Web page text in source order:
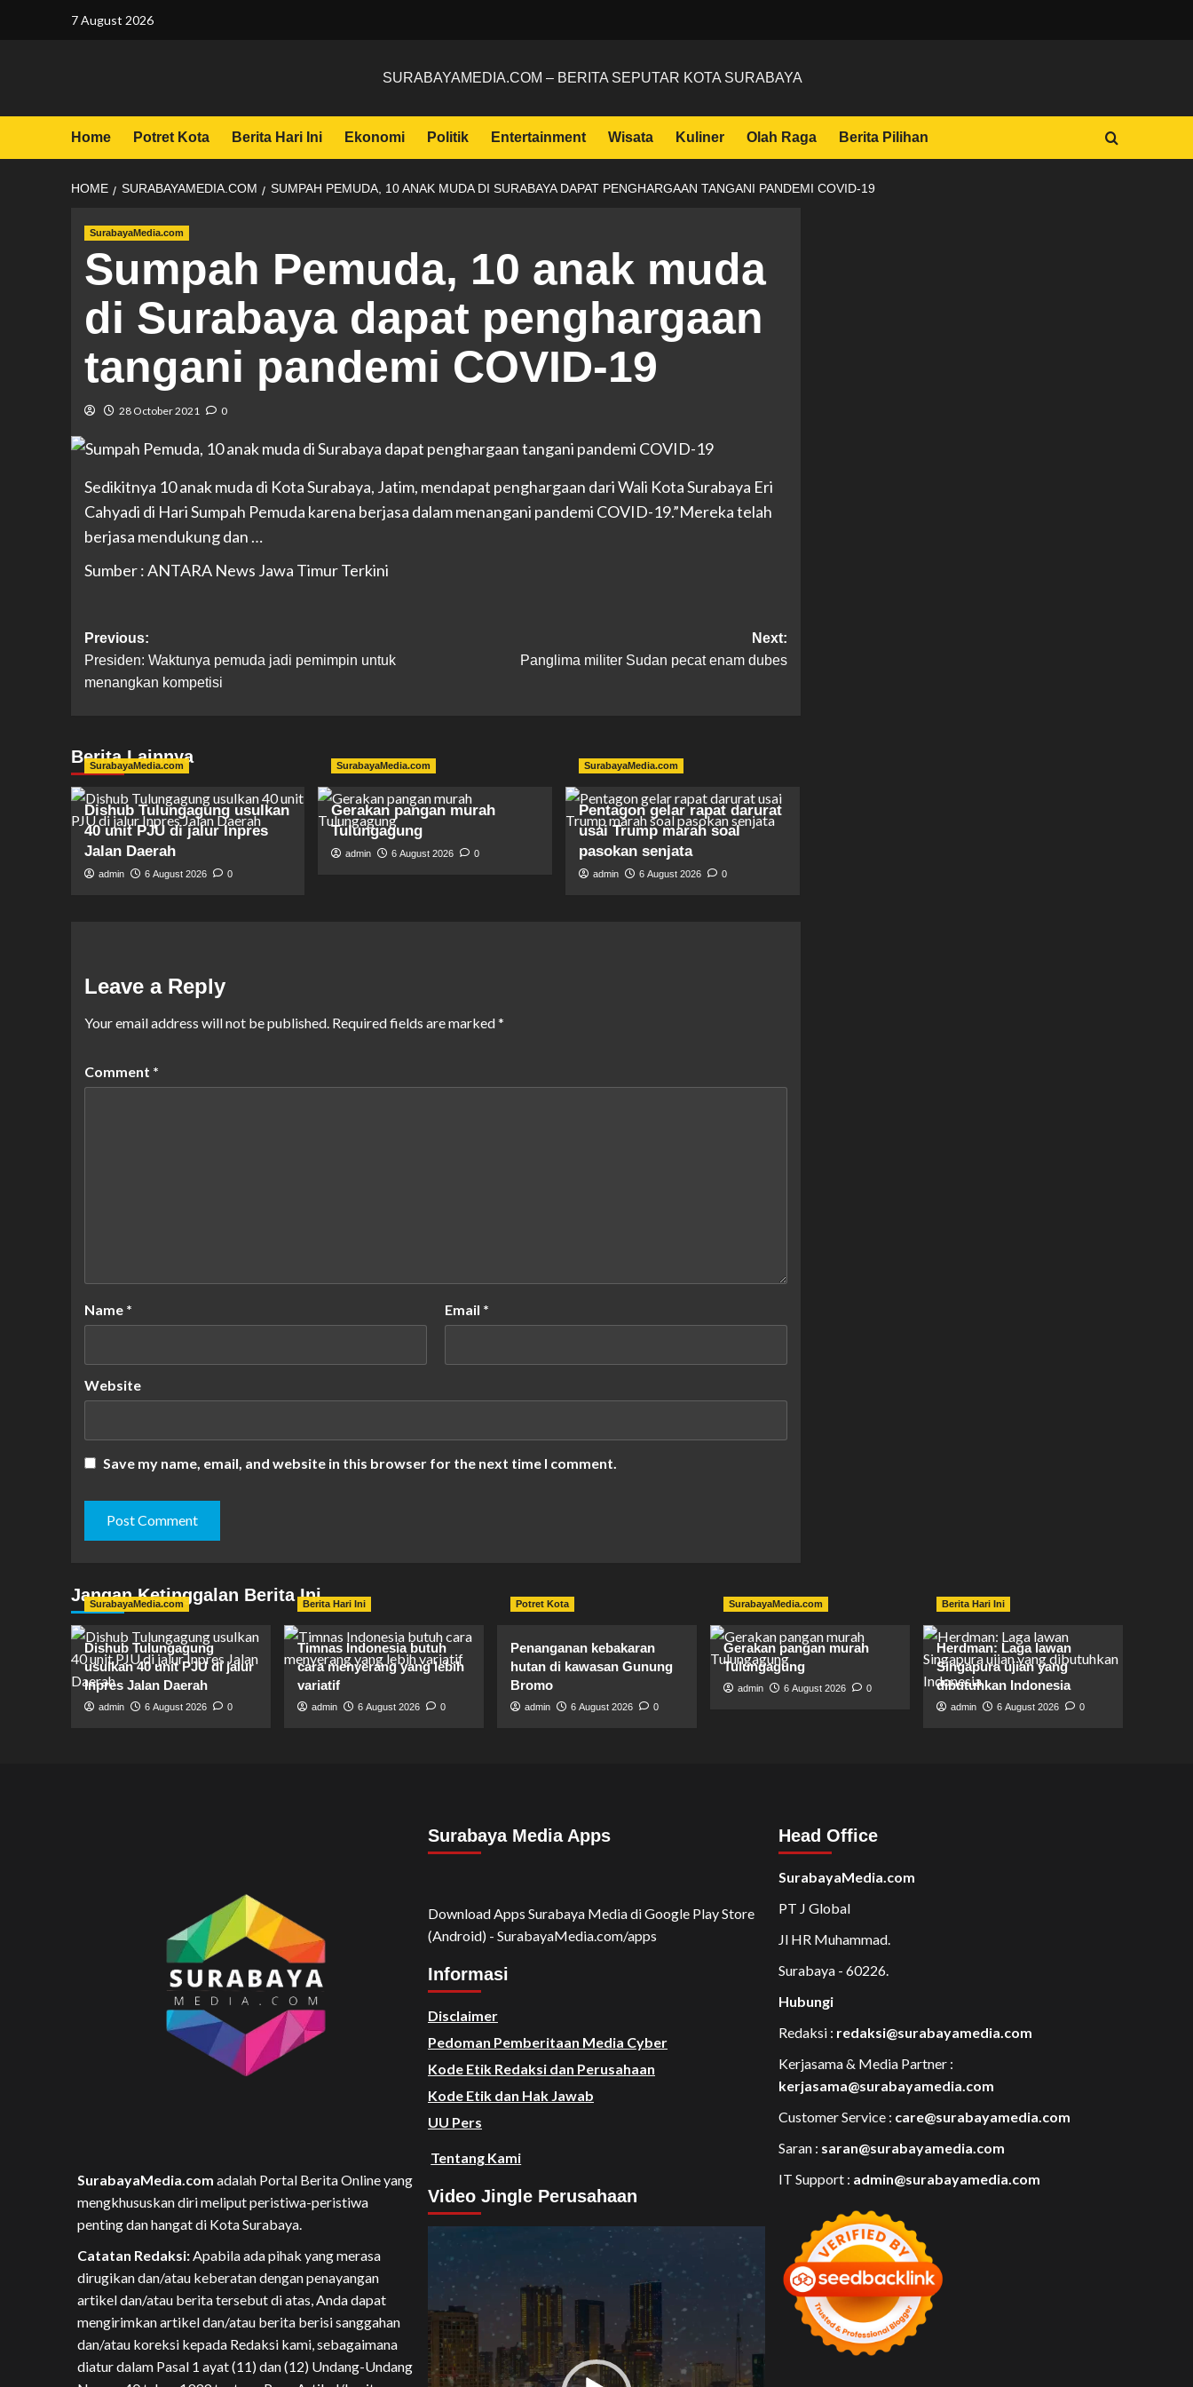
7 August 2026
SURABAYAMEDIA.COM – BERITA SEPUTAR KOTA SURABAYA
Home Potret Kota Berita Hari Ini Ekonomi Politik Entertainment Wisata Kuliner Olah Raga Berita Pilihan
HOME SURABAYAMEDIA.COM SUMPAH PEMUDA, 10 ANAK MUDA DI SURABAYA DAPAT PENGHARGAAN TANGANI PANDEMI COVID-19
SurabayaMedia.com
Sumpah Pemuda, 10 anak muda
di Surabaya dapat penghargaan
tangani pandemi COVID-19
28 October 2021 0
Sedikitnya 10 anak muda di Kota Surabaya, Jatim, mendapat penghargaan dari Wali Kota Surabaya Eri
Cahyadi di Hari Sumpah Pemuda karena berjasa dalam menangani pandemi COVID-19.”Mereka telah
berjasa mendukung dan …
Sumber : ANTARA News Jawa Timur Terkini
Previous:
Presiden: Waktunya pemuda jadi pemimpin untuk
menangkan kompetisi
Next:
Panglima militer Sudan pecat enam dubes
Berita Lainnya
SurabayaMedia.com
Dishub Tulungagung usulkan
40 unit PJU di jalur Inpres
Jalan Daerah
admin 6 August 2026 0
SurabayaMedia.com
Gerakan pangan murah
Tulungagung
admin 6 August 2026 0
SurabayaMedia.com
Pentagon gelar rapat darurat
usai Trump marah soal
pasokan senjata
admin 6 August 2026 0
Leave a Reply
Your email address will not be published. Required fields are marked*
Comment *
Name * Email *
Website
Save my name, email, and website in this browser for the next time I comment.
Jangan Ketinggalan Berita Ini
SurabayaMedia.com
Dishub Tulungagung
usulkan 40 unit PJU di jalur
Inpres Jalan Daerah
admin 6 August 2026 0
Berita Hari Ini
Timnas Indonesia butuh
cara menyerang yang lebih
variatif
admin 6 August 2026 0
Potret Kota
Penanganan kebakaran
hutan di kawasan Gunung
Bromo
admin 6 August 2026 0
SurabayaMedia.com
Gerakan pangan murah
Tulungagung
admin 6 August 2026 0
Berita Hari Ini
Herdman: Laga lawan
Singapura ujian yang
dibutuhkan Indonesia
admin 6 August 2026 0
SurabayaMedia.com adalah Portal Berita Online yang
mengkhususkan diri meliput peristiwa-peristiwa
penting dan hangat di Kota Surabaya.
Catatan Redaksi:Apabila ada pihak yang merasa
dirugikan dan/atau keberatan dengan penayangan
artikel dan/atau berita tersebut di atas, Anda dapat
mengirimkan artikel dan/atau berita berisi sanggahan
dan/atau koreksi kepada Redaksi kami, sebagaimana
diatur dalam Pasal 1 ayat (11) dan (12) Undang-Undang
Surabaya Media Apps
Download Apps Surabaya Media di Google Play Store
(Android) - SurabayaMedia.com/apps
Informasi
Disclaimer
Pedoman Pemberitaan Media Cyber
Kode Etik Redaksi dan Perusahaan
Kode Etik dan Hak Jawab
UU Pers
Tentang Kami
Video Jingle Perusahaan
Video
Player
Head Office
SurabayaMedia.com
PT J Global
Jl HR Muhammad.
Surabaya - 60226.
Hubungi
Redaksi : redaksi@surabayamedia.com
Kerjasama & Media Partner :
kerjasama@surabayamedia.com
Customer Service : care@surabayamedia.com
Saran : saran@surabayamedia.com
IT Support : admin@surabayamedia.com